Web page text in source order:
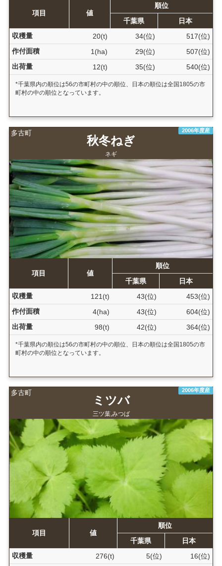
項目 値
順位
千葉県
日本
収穫量
20(t) 34(位)
517(位)
作付面積
1(ha) 29(位)
507(位)
出荷量
12(t) 35(位) 540(位)
*千葉県内の順位は56の市町村の中の順位、日本の順位は全国1805の市
町村の中の順位となっています。
多古町 2006年度産
秋冬ねぎ
ネギ
項目 値
順位
千葉県
日本
収穫量
121(t) 43(位)
453(位)
作付面積
4(ha) 43(位)
604(位)
出荷量
98(t) 42(位) 364(位)
*千葉県内の順位は56の市町村の中の順位、日本の順位は全国1805の市
町村の中の順位となっています。
多古町 2006年度産
ミツバ
三ツ葉,みつば
項目 値
順位
千葉県
日本
収穫量
276(t) 5(位)
16(位)